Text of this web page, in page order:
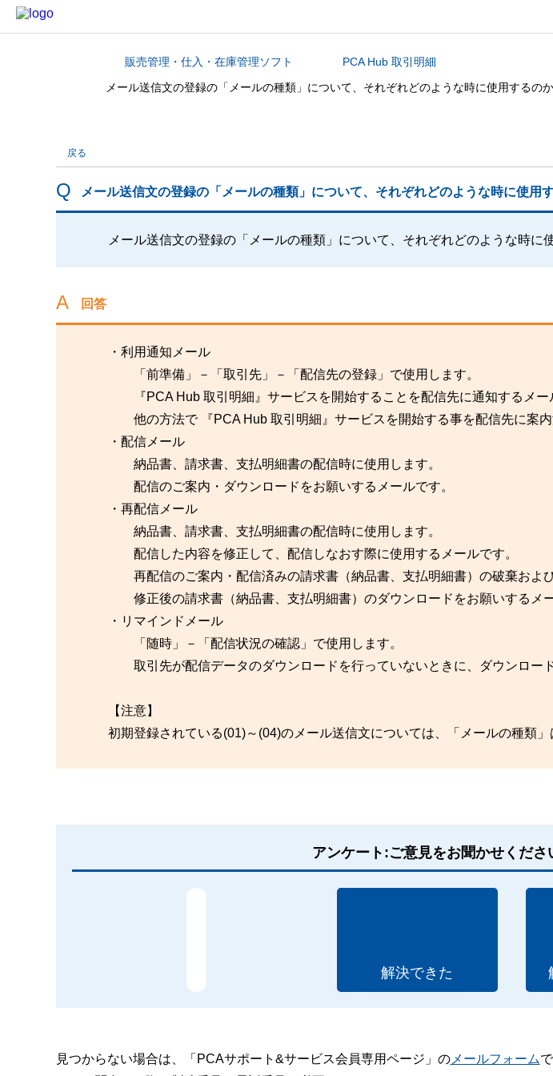
カテゴリから探す販売管理・仕入・在庫管理ソフト
PCA Hub 取引明細
メール送信文の登録の「メールの種類」について、それぞれどのような時に使用するの
戻る
メール送信文の登録の「メールの種類」について、それぞれどのような時に使用
メール送信文の登録の「メールの種類」について、それぞれどのような時に
回答
・利用通知メール
「前準備」－「取引先」－「配信先の登録」で使用します。
『PCA Hub 取引明細』サービスを開始することを配信先に通知するメー
他の方法で 『PCA Hub 取引明細』サービスを開始する事を配信先に案内
・配信メール
納品書、請求書、支払明細書の配信時に使用します。
配信のご案内・ダウンロードをお願いするメールです。
・再配信メール
納品書、請求書、支払明細書の配信時に使用します。
配信した内容を修正して、配信しなおす際に使用するメールです。
再配信のご案内・配信済みの請求書（納品書、支払明細書）の破棄およ
修正後の請求書（納品書、支払明細書）のダウンロードをお願いするメー
・リマインドメール
「随時」－「配信状況の確認」で使用します。
取引先が配信データのダウンロードを行っていないときに、ダウンロード
【注意】
初期登録されている(01)～(04)のメール送信文については、「メールの種類」
アンケート:ご意見をお聞かせくださ
解決できた
見つからない場合は、「PCAサポート&サービス会員専用ページ」のメールフォーム